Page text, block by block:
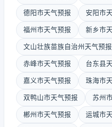
德阳市天气预报 安阳市
福州市天气预报 新乡市
文山壮族苗族自治州天气预报
赤峰市天气预报 台东县
嘉义市天气预报 珠海市
双鸭山市天气预报 苏州
郴州市天气预报 运城市